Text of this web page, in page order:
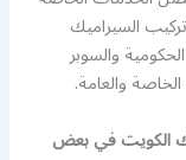
السيراميك
والسوبر
والعامة.
الكويت في بعض